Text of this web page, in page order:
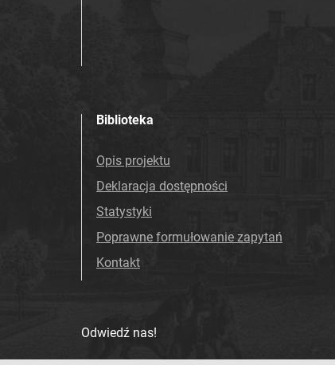
Biblioteka
Opis projektu
Deklaracja dostępności
Statystyki
Poprawne formułowanie zapytań
Kontakt
Odwiedź nas!